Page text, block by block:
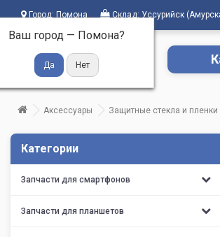
Город: Помона
Ваш город — Помона?
Склад: Уссурийск
Аксессуары Защитные стекла и пленки
Категории
Запчасти для смартфонов
Запчасти для планшетов